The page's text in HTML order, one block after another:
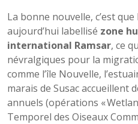
La bonne nouvelle, c’est
aujourd’hui labellisé zone
international Ramsar, ce
névralgiques pour la
comme l’île Nouvelle,
marais de Susac accueillent
annuels (opérations «
Temporel des Oiseaux